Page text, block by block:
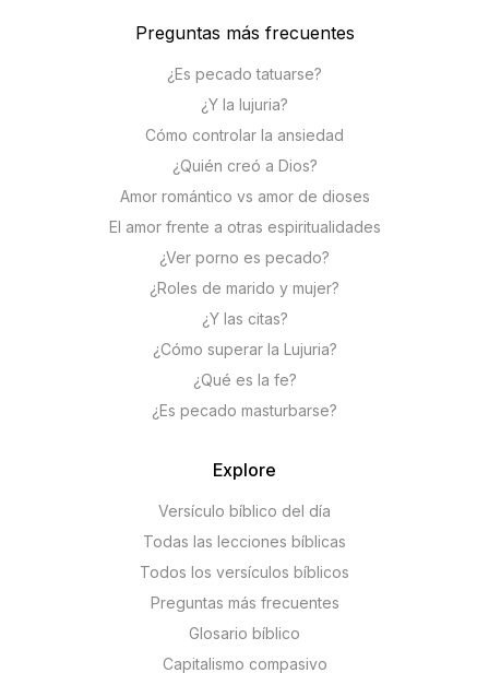
Preguntas más frecuentes
¿Es pecado tatuarse?
¿Y la lujuria?
Cómo controlar la ansiedad
¿Quién creó a Dios?
Amor romántico vs amor de dioses
El amor frente a otras espiritualidades
¿Ver porno es pecado?
¿Roles de marido y mujer?
¿Y las citas?
¿Cómo superar la Lujuria?
¿Qué es la fe?
¿Es pecado masturbarse?
Explore
Versículo bíblico del día
Todas las lecciones bíblicas
Todos los versículos bíblicos
Preguntas más frecuentes
Glosario bíblico
Capitalismo compasivo